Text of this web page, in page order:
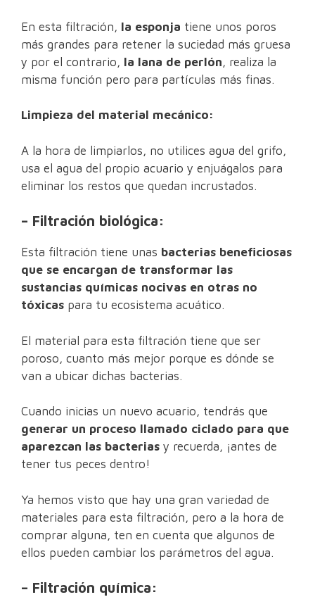
En esta filtración, la esponja tiene unos poros
más grandes para retener la suciedad más gruesa
y por el contrario, la lana de perlón, realiza la
misma función pero para partículas más finas.
Limpieza del material mecánico:
A la hora de limpiarlos, no utilices agua del grifo,
usa el agua del propio acuario y enjuágalos para
eliminar los restos que quedan incrustados.
– Filtración biológica:
Esta filtración tiene unas bacterias beneficiosas
que se encargan de transformar las
sustancias químicas nocivas en otras no
tóxicas para tu ecosistema acuático.
El material para esta filtración tiene que ser
poroso, cuanto más mejor porque es dónde se
van a ubicar dichas bacterias.
Cuando inicias un nuevo acuario, tendrás que
generar un proceso llamado ciclado para que
aparezcan las bacterias y recuerda, ¡antes de
tener tus peces dentro!
Ya hemos visto que hay una gran variedad de
materiales para esta filtración, pero a la hora de
comprar alguna, ten en cuenta que algunos de
ellos pueden cambiar los parámetros del agua.
– Filtración química: